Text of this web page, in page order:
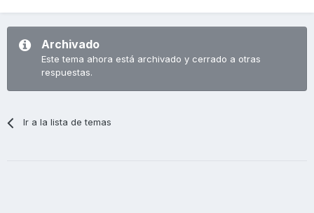
Archivado
Este tema ahora está archivado y cerrado a otras
respuestas.
Ir a la lista de temas